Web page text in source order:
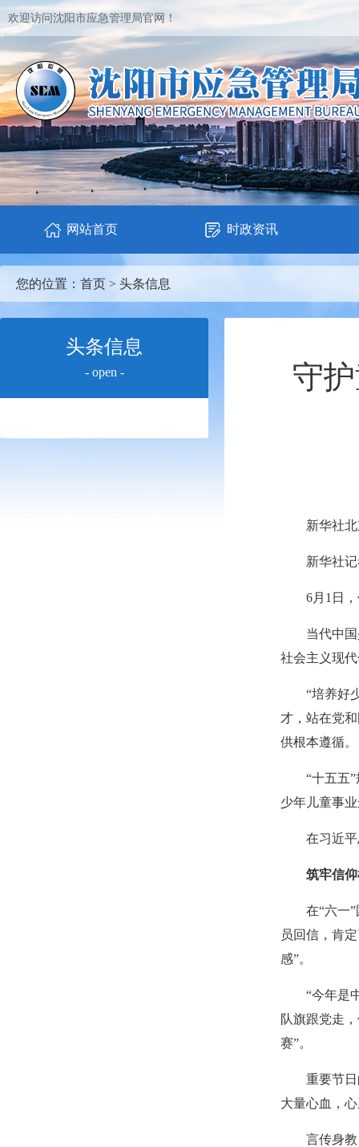
欢迎访问沈阳市应急管理局官网！
网站首页 时政资讯
您的位置： 首页 > 头条信息
头条信息
- open -
守
新华社
新华社
6月1日
当代中
社会主义现
“培养好
才，站在党
供根本遵循。
“十五五
少年儿童事
在习近
筑牢信
在“六一
员回信，肯
感”。
“今年是
队旗跟党走
赛”。
重要节
大量心血，
言传身